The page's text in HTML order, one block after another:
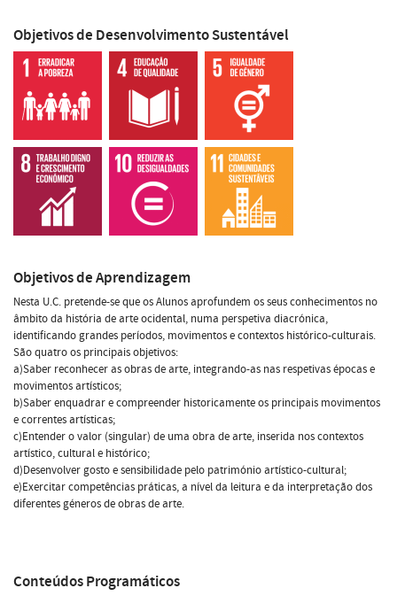
Objetivos de Desenvolvimento Sustentável
Objetivos de Aprendizagem
Nesta U.C. pretende-se que os Alunos aprofundem os seus conhecimentos no
âmbito da história de arte ocidental, numa perspetiva diacrónica,
identificando grandes períodos, movimentos e contextos histórico-culturais.
São quatro os principais objetivos:
a)Saber reconhecer as obras de arte, integrando-as nas respetivas épocas e
movimentos artísticos;
b)Saber enquadrar e compreender historicamente os principais movimentos
e correntes artísticas;
c)Entender o valor (singular) de uma obra de arte, inserida nos contextos
artístico, cultural e histórico;
d)Desenvolver gosto e sensibilidade pelo património artístico-cultural;
e)Exercitar competências práticas, a nível da leitura e da interpretação dos
diferentes géneros de obras de arte.
Conteúdos Programáticos